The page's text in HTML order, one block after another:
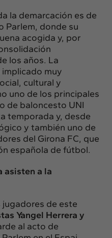
la demarcación es de
Parlem, donde su
acogida y, por
los años. La
muy
cultural y
uno de los principales
de baloncesto UNI
temporada y, desde
y también uno de
del Girona FC, que
española de fútbol.
asisten a la
de este
Yangel Herrera y
al acto de